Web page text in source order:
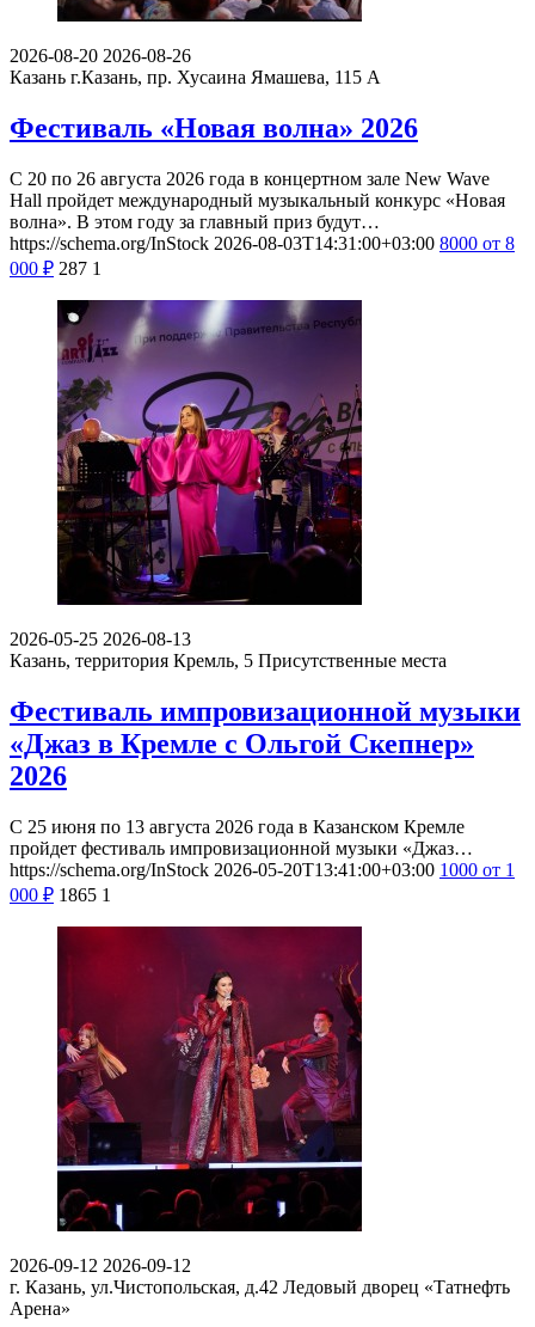
2026-08-20 2026-08-26
Казань г.Казань, пр. Хусаина Ямашева, 115 A
Фестиваль «Новая волна» 2026
С 20 по 26 августа 2026 года в концертном зале New Wave
Hall пройдет международный музыкальный конкурс «Новая
волна». В этом году за главный приз будут…
https://schema.org/InStock 2026-08-03T14:31:00+03:00 8000 от 8
000 ₽ 287 1
2026-05-25 2026-08-13
Казань, территория Кремль, 5 Присутственные места
Фестиваль импровизационной музыки
«Джаз в Кремле с Ольгой Скепнер»
2026
С 25 июня по 13 августа 2026 года в Казанском Кремле
пройдет фестиваль импровизационной музыки «Джаз…
https://schema.org/InStock 2026-05-20T13:41:00+03:00 1000 от 1
000 ₽ 1865 1
2026-09-12 2026-09-12
г. Казань, ул.Чистопольская, д.42 Ледовый дворец «Татнефть
Арена»